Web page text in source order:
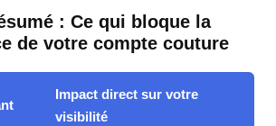
: Ce qui bloque la
de votre compte couture
Impact direct sur votre
visibilité